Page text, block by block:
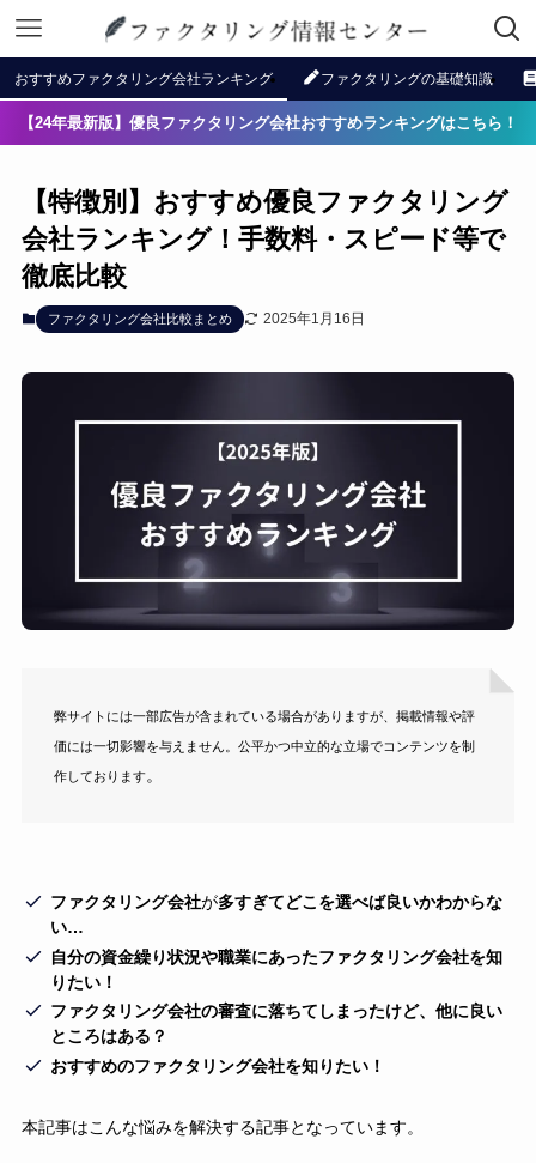
おすすめファクタリング会社ランキング ファクタリングの基礎知識
【24年最新版】優良ファクタリング会社おすすめランキングはこちら！
【特徴別】おすすめ優良ファクタリング
会社ランキング！手数料・スピード等で
徹底比較
ファクタリング会社比較まとめ 2025年1月16日
弊サイトには一部広告が含まれている場合がありますが、掲載情報や評
価には一切影響を与えません。公平かつ中立的な立場でコンテンツを制
作しております。
ファクタリング会社が多すぎてどこを選べば良いかわからな
い…
自分の資金繰り状況や職業にあったファクタリング会社を知
りたい！
ファクタリング会社の審査に落ちてしまったけど、他に良い
ところはある？
おすすめのファクタリング会社を知りたい！
本記事はこんな悩みを解決する記事となっています。